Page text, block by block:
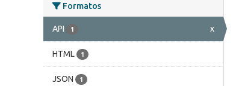
Formatos
API 1 x
HTML 1
JSON 1